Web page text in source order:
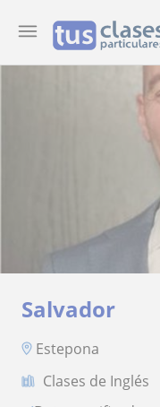
Salvador
Estepona
Clases de Inglés